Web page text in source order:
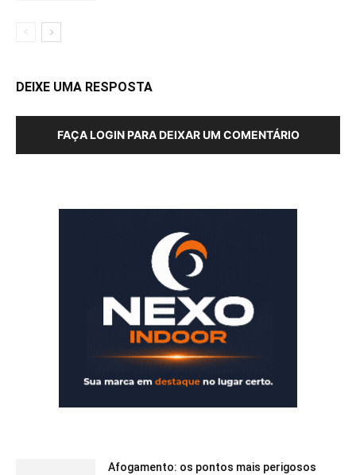
DEIXE UMA RESPOSTA
FAÇA LOGIN PARA DEIXAR UM COMENTÁRIO
Afogamento: os pontos mais perigosos